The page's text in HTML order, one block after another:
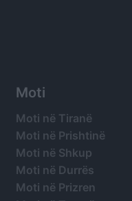
Moti
Moti në Tiranë
Moti në Prishtinë
Moti në Shkup
Moti në Durrës
Moti në Prizren